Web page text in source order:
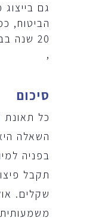
גם
הביטוח,
20 שנה
,
סיכום
כל
השאלה
בפניה
תקבל
שקלים.